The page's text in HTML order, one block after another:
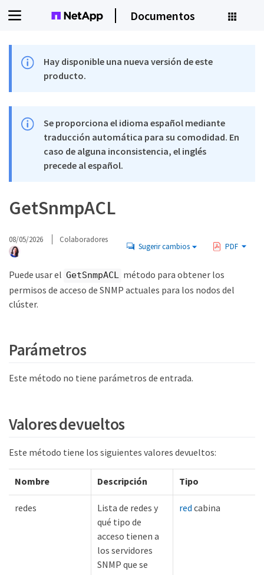
Documentos
Hay disponible una nueva versión de este
producto.
Se proporciona el idioma español mediante
traducción automática para su comodidad. En
caso de alguna inconsistencia, el inglés
precede al español.
GetSnmpACL
08/05/2026 Colaboradores
Sugerir cambios PDF
Puede usar el GetSnmpACL método para obtener los
permisos de acceso de SNMP actuales para los nodos del
clúster.
Parámetros
Este método no tiene parámetros de entrada.
Valores devueltos
Este método tiene los siguientes valores devueltos:
Nombre Descripción Tipo
redes
Lista de redes y
qué tipo de
acceso tienen a
los servidores
SNMP que se
red cabina